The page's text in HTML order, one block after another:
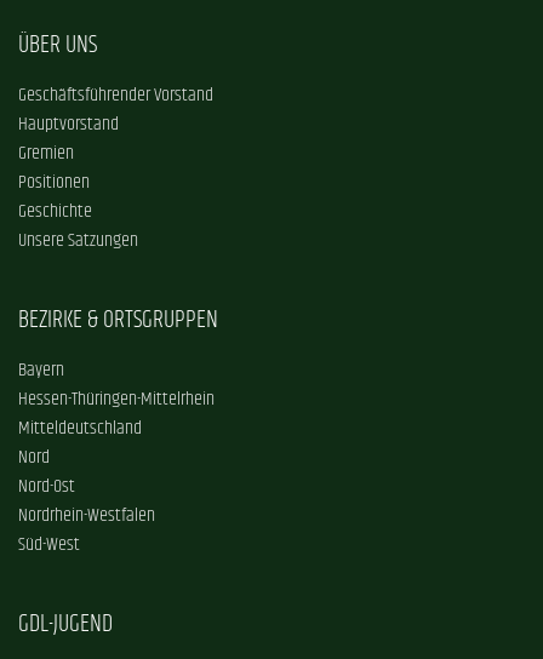
ÜBER UNS
Geschäftsführender Vorstand
Hauptvorstand
Gremien
Positionen
Geschichte
Unsere Satzungen
BEZIRKE & ORTSGRUPPEN
Bayern
Hessen-Thüringen-Mittelrhein
Mitteldeutschland
Nord
Nord-Ost
Nordrhein-Westfalen
Süd-West
GDL-JUGEND